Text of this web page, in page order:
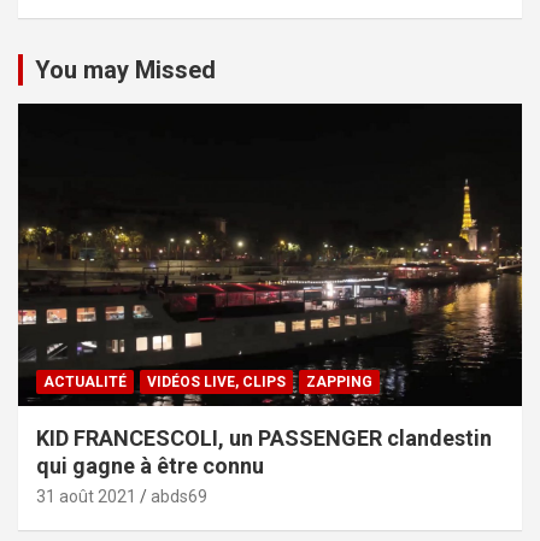
You may Missed
ACTUALITÉ VIDÉOS LIVE, CLIPS ZAPPING
KID FRANCESCOLI, un PASSENGER clandestin
qui gagne à être connu
31 août 2021 abds69